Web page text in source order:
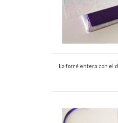
La forré entera con el